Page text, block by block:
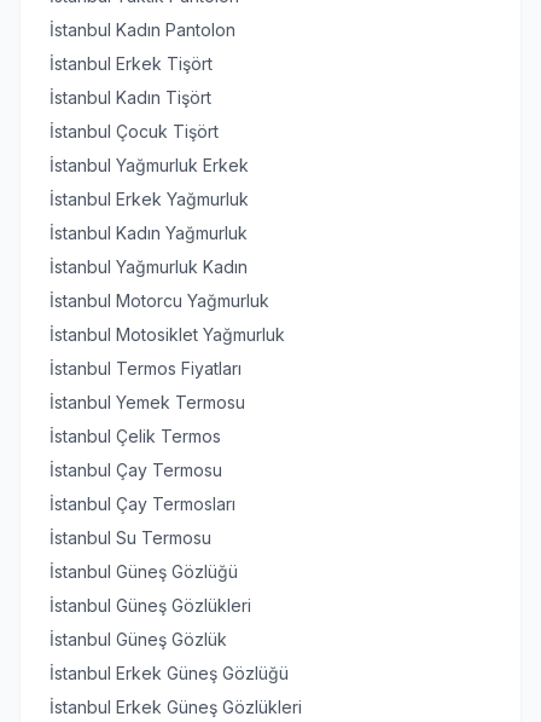
İstanbul Kadın Pantolon
İstanbul Erkek Tişört
İstanbul Kadın Tişört
İstanbul Çocuk Tişört
İstanbul Yağmurluk Erkek
İstanbul Erkek Yağmurluk
İstanbul Kadın Yağmurluk
İstanbul Yağmurluk Kadın
İstanbul Motorcu Yağmurluk
İstanbul Motosiklet Yağmurluk
İstanbul Termos Fiyatları
İstanbul Yemek Termosu
İstanbul Çelik Termos
İstanbul Çay Termosu
İstanbul Çay Termosları
İstanbul Su Termosu
İstanbul Güneş Gözlüğü
İstanbul Güneş Gözlükleri
İstanbul Güneş Gözlük
İstanbul Erkek Güneş Gözlüğü
İstanbul Erkek Güneş Gözlükleri